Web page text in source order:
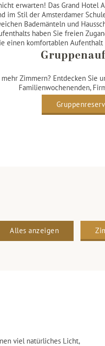
erwarten! Das Grand
im Stil der Amsterdamer
Bademänteln und
haben Sie freien
einen komfortablen
Zimmern? Entdecken
Familienwochenenden,
Alles anzeigen
viel natürliches Licht,